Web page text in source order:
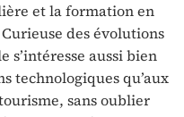
et la formation en
des évolutions
s’intéresse aussi bien
technologiques qu’aux
sans oublier